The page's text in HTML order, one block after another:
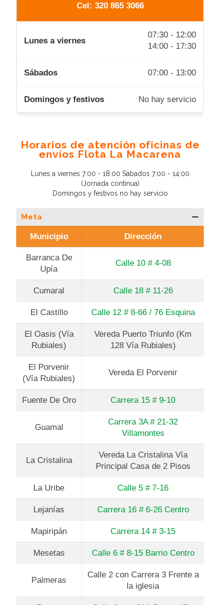
Cel: 320 865 3066
07:30 - 12:00
14:00 - 17:30
07:00 - 13:00
No hay servicio
Horarios de atención oficinas de
envíos Flota La Macarena
Lunes a viernes 7:00 - 18:00 Sábados 7:00 - 14:00
(Jornada continua)
Domingos y festivos no hay servicio
Meta
Municipio Dirección
Barranca De
Upía
Calle 10 # 4-08
Cumaral Calle 18 # 11-26
El Castillo Calle 12 # 8-66 / 76 Esquina
El Oasis (Vía
Rubiales)
Vereda Puerto Triunfo (Km
128 Vía Rubiales)
El Porvenir
(Vía Rubiales)
Vereda El Porvenir
Fuente De Oro Carrera 15 # 9-10
Guamal
Carrera 3A # 21-32
Villamontes
La Cristalina
Vereda La Cristalina Vía
Principal Casa de 2 Pisos
La Uribe Calle 5 # 7-16
Lejanías Carrera 16 # 6-26 Centro
Mapiripán Carrera 14 # 3-15
Mesetas Calle 6 # 8-15 Barrio Centro
Palmeras
Calle 2 con Carrera 3 Frente a
la iglesia